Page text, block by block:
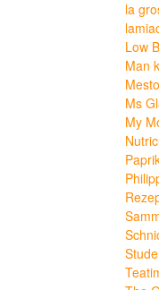
la
Low
Man
Ms
My